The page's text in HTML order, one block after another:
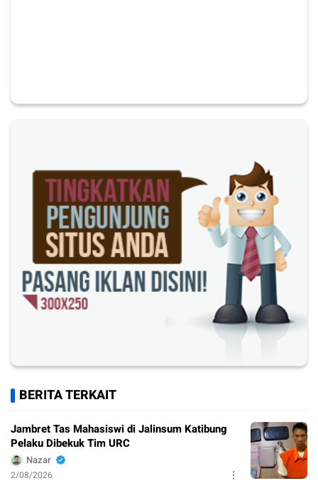
BERITA TERKAIT
Jambret Tas Mahasiswi di Jalinsum Katibung
Pelaku Dibekuk Tim URC
Nazar
2/08/2026